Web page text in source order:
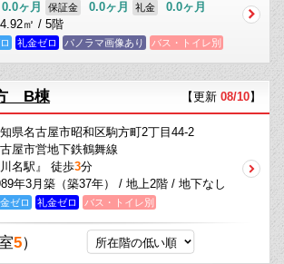
0.0ヶ月 保証金 0.0ヶ月 礼金
0.0ヶ月
㎡ / 5階
礼金ゼロ パノラマ画像あり バス・トイレ別
B棟 【更新 08/10】
県名古屋市昭和区駒方町2丁目44-2
屋市営地下鉄鶴舞線
川名駅』 徒歩3分
年3月築（築37年） / 地上2階 / 地下なし
ゼロ 礼金ゼロ バス・トイレ別
5）